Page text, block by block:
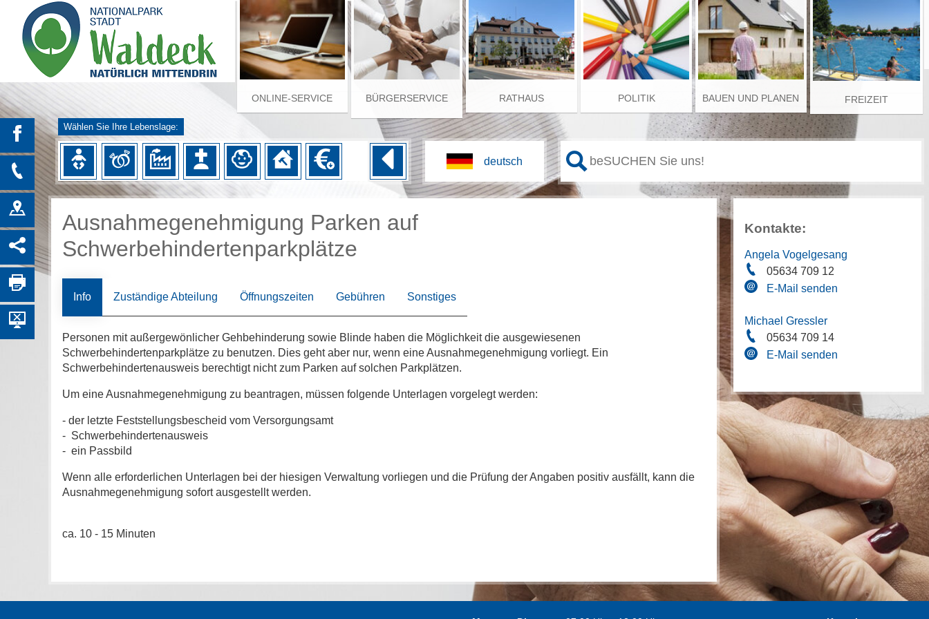
ONLINE-SERVICE BÜRGERSERVICE RATHAUS POLITIK BAUEN UND PLANEN FREIZEIT
Wählen Sie Ihre Lebenslage:
Ausnahmegenehmigung Parken auf
Schwerbehindertenparkplätze
Info Zuständige Abteilung Öffnungszeiten Gebühren Sonstiges
Personen mit außergewönlicher Gehbehinderung sowie Blinde haben die Möglichkeit die ausgewiesenen
Schwerbehindertenparkplätze zu benutzen. Dies geht aber nur, wenn eine Ausnahmegenehmigung vorliegt. Ein
Schwerbehindertenausweis berechtigt nicht zum Parken auf solchen Parkplätzen.
Um eine Ausnahmegenehmigung zu beantragen, müssen folgende Unterlagen vorgelegt werden:
- der letzte Feststellungsbescheid vom Versorgungsamt
- Schwerbehindertenausweis
- ein Passbild
Wenn alle erforderlichen Unterlagen bei der hiesigen Verwaltung vorliegen und die Prüfung der Angaben positiv ausfällt, kann die
Ausnahmegenehmigung sofort ausgestellt werden.
ca. 10 - 15 Minuten
Kontakte:
Angela Vogelgesang
05634 709 12
E-Mail senden
Michael Gressler
05634 709 14
E-Mail senden